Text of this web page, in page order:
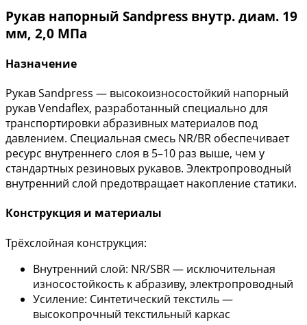
Рукав напорный Sandpress внутр. диам. 19
мм, 2,0 МПа
Назначение
Рукав Sandpress — высокоизносостойкий напорный
рукав Vendaflex, разработанный специально для
транспортировки абразивных материалов под
давлением. Специальная смесь NR/BR обеспечивает
ресурс внутреннего слоя в 5–10 раз выше, чем у
стандартных резиновых рукавов. Электропроводный
внутренний слой предотвращает накопление статики.
Конструкция и материалы
Трёхслойная конструкция:
Внутренний слой: NR/SBR — исключительная
износостойкость к абразиву, электропроводный
Усиление: Синтетический текстиль —
высокопрочный текстильный каркас